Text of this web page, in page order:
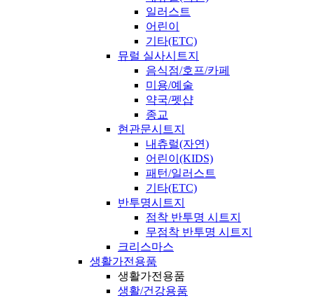
일러스트
어린이
기타(ETC)
뮤럴 실사시트지
음식점/호프/카페
미용/예술
약국/펫샵
종교
현관문시트지
내츄럴(자연)
어린이(KIDS)
패턴/일러스트
기타(ETC)
반투명시트지
점착 반투명 시트지
무점착 반투명 시트지
크리스마스
생활가전용품
생활가전용품
생활/건강용품